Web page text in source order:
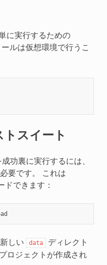
に実行するための
ルは仮想環境で行うこ
トスイート
功裏に実行するには、
要です。 これは
できます：
しい data
ディレクト
プロジェクトが作成され